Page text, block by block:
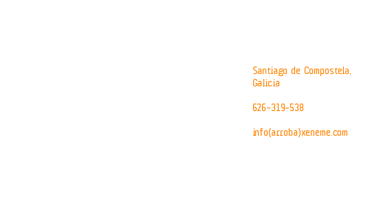
Santiago de Compostela,
Galicia
626-319-538
info(arroba)xeneme.com